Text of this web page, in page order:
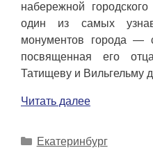
набережной
один из самых
монументов города —
посвященная его
Татищеву и Вильгельму
Читать далее
Рубрики
Екатеринбург